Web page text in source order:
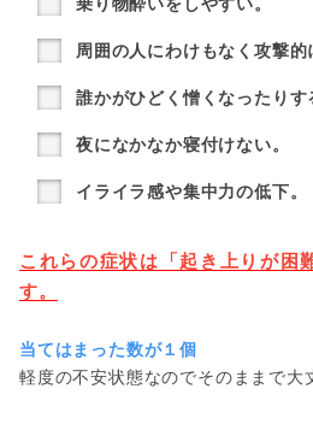
周囲の人にわけもなく攻撃的
誰かがひどく憎くなったりす
夜になかなか寝付けない。
イライラ感や集中力の低下。
これらの症状は「起き上りが困
す。
当てはまった数が１個
軽度の不安状態なのでそのままで大